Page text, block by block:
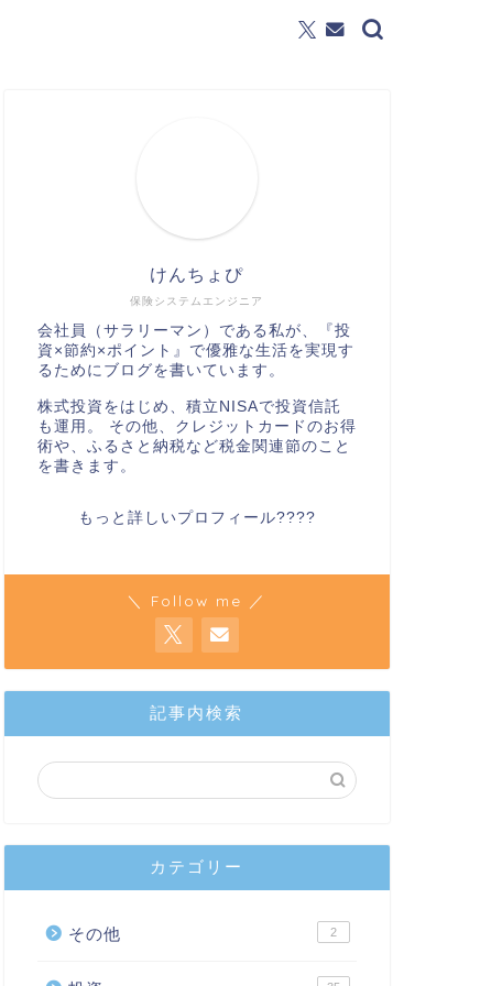
保険システムエンジニア
けんちょぴ
会社員（サラリーマン）である私が、『投
資×節約×ポイント』で優雅な生活を実現す
るためにブログを書いています。
株式投資をはじめ、積立NISAで投資信託
も運用。 その他、クレジットカードのお得
術や、ふるさと納税など税金関連節のこと
を書きます。
もっと詳しいプロフィール????
＼ Follow me ／
記事内検索
カテゴリー
その他 2